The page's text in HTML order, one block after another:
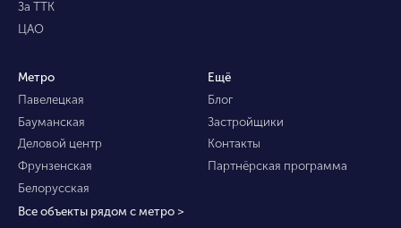
За ТТК
ЦАО
Метро
Павелецкая
Бауманская
Деловой центр
Фрунзенская
Белорусская
Все объекты рядом с метро >
Ещё
Блог
Застройщики
Контакты
Партнёрская программа